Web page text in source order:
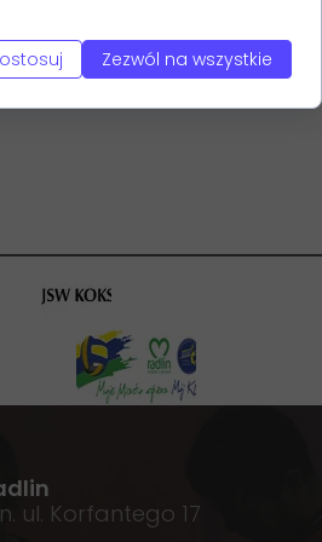
ul. Korfantego 17
Zezwól na wszystkie